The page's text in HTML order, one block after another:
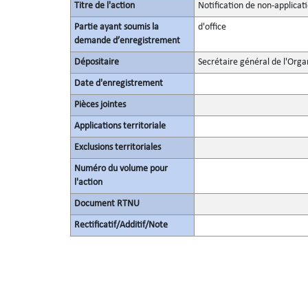
Titre de l'action Notification de non-
Partie ayant soumis la
demande d’enregistrement
d'office
Dépositaire Secrétaire général de
Date d'enregistrement
Pièces jointes
Applications territoriale
Exclusions territoriales
Numéro du volume pour
l'action
Document RTNU
Rectificatif/Additif/Note